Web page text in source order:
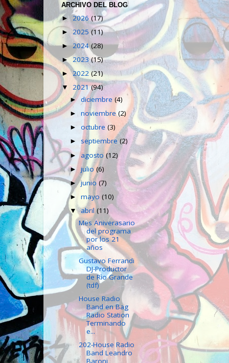
ARCHIVO DEL BLOG
► 2026(17)
► 2025(11)
► 2024(28)
► 2023(15)
►2022(21)
▼ 2021(94)
►diciembre(4)
►noviembre(2)
►octubre(3)
►septiembre(2)
►agosto(12)
►julio(6)
►junio(7)
►mayo(10)
▼abril(11)
Mes Aniverasario
del programa
por los 21
años
Gustavo Ferrandi
DJ-Productor
de Rìo Grande
(tdf)
House Radio
Band en Bag
Radio Station
Terminando
e...
202-House Radio
Band Leandro
Baroni